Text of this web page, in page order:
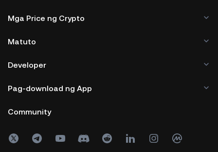
Mga Price ng Crypto
Matuto
Developer
Pag-download ng App
Community